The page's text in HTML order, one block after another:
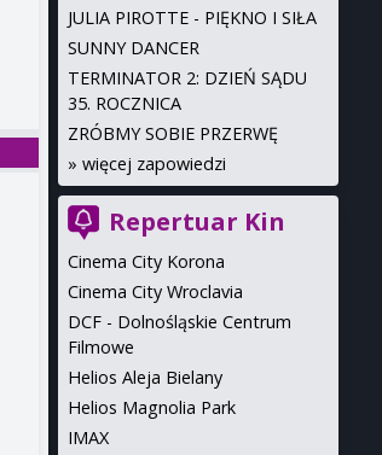
JULIA PIROTTE - PIĘKNO I SIŁA
SUNNY DANCER
TERMINATOR 2: DZIEŃ SĄDU
35. ROCZNICA
ZRÓBMY SOBIE PRZERWĘ
» więcej zapowiedzi
Repertuar Kin
Cinema City Korona
Cinema City Wroclavia
DCF - Dolnośląskie Centrum
Filmowe
Helios Aleja Bielany
Helios Magnolia Park
IMAX